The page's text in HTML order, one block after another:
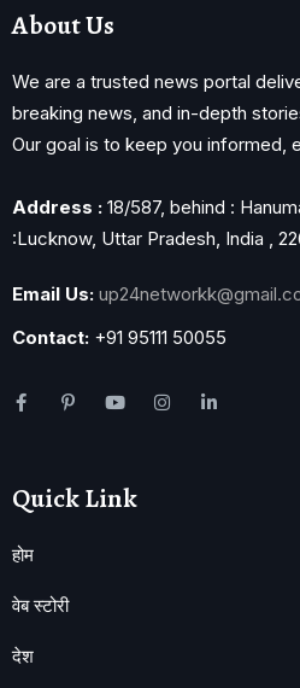
About Us
We are a trusted news portal
breaking news, and in-depth
Our goal is to keep you informed,
Address : 18/587, behind :
:Lucknow, Uttar Pradesh, India ,
Email Us:
Contact: +91 95111 50055
Quick Link
होम
वेब स्टोरी
देश